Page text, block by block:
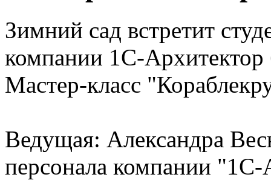
Зимний сад встретит
компании 1С-Архитектор
Мастер-класс
Ведущая: Александра
персонала компании "1С-